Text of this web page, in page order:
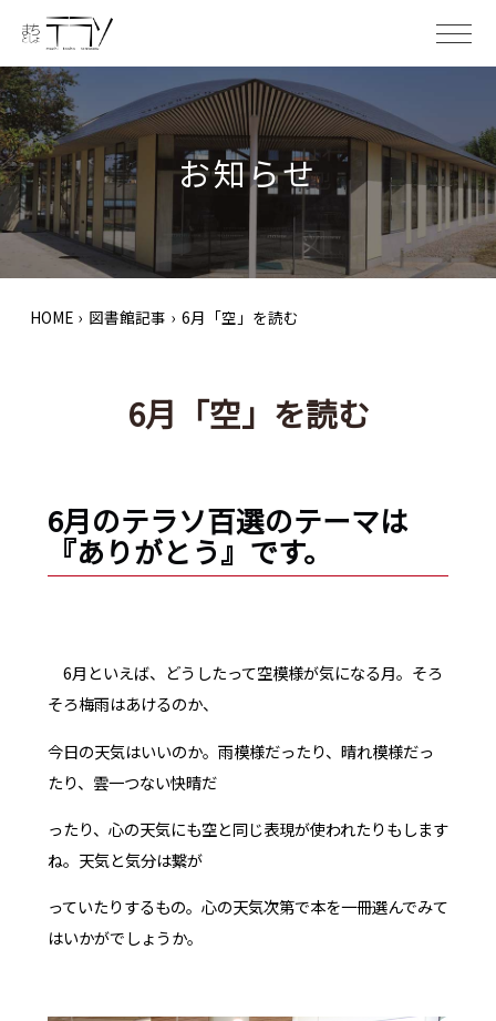
お知らせ
HOME › 図書館記事 › 6月「空」を読む
6月「空」を読む
6月のテラソ百選のテーマは
『ありがとう』です。
6月といえば、どうしたって空模様が気になる月。そろ
そろ梅雨はあけるのか、
今日の天気はいいのか。雨模様だったり、晴れ模様だっ
たり、雲一つない快晴だ
ったり、心の天気にも空と同じ表現が使われたりもします
ね。天気と気分は繋が
っていたりするもの。心の天気次第で本を一冊選んでみて
はいかがでしょうか。